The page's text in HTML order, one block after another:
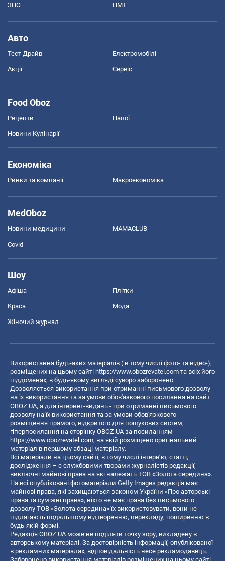
ЗНО НМТ
Авто
Тест Драйв Електромобілі
Акції Сервіс
Food Oboz
Рецепти Напої
Новини Кулінарії
Економіка
Ринки та компанії Макроекономіка
MedOboz
Новини медицини MAMACLUB
Covid
Шоу
Афіша Плітки
Краса Мода
Жіночий журнал
Використання будь-яких матеріалів ( в тому числі фото- та відео-),
розміщених на цьому сайті https://www.obozrevatel.com та всіх його
піддоменах, в будь-якому вигляді суворо заборонено.
Дозволяється використання при отриманні письмового дозволу
на їх використання та за умови обов'язкового посилання на сайт
OBOZ.UA, а для інтернет-видань - при отриманні письмового
дозволу на їх використання та за умови обов'язкового
розміщення прямого, відкритого для пошукових систем,
гіперпосилання на сторінку OBOZ.UA за посиланням
https://www.obozrevatel.com, на якій розміщено оригінальний
матеріал в першому абзаці матеріалу.
Всі матеріали на цьому сайті, в тому числі інтерв’ю, статті,
дослідження – є службовими творами журналістів редакції,
виключні майнові права на які належать ТОВ «Золота середина».
На всі опубліковані фотоматеріали Getty Images редакція має
майнові права, які захищаються законом України «Про авторські
права та суміжні права», ніхто не має права без письмового
дозволу ТОВ «Золота середина» їх використовувати, вони не
підлягають подальшому відтворенню, перекладу, поширенню в
будь-якій формі.
Редакція OBOZ.UA може не поділяти точку зору, викладену в
авторському матеріалі. За достовірність інформації, опублікованої
в рекламних матеріалах, відповідальність несе рекламодавець.